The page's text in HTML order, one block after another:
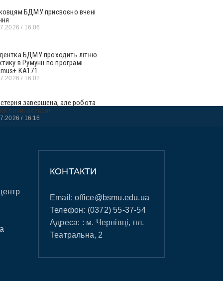
БДМУ присвоєно вчені
16:06
БДМУ проходить літню
в Румунії по програмі
KA171
16:02
завершена, але робота
починається!
16:16
КОНТАКТИ
Email:office@bsmu.edu.ua
Телефон: (0372) 55-37-54
Адреса: : м. Чернівці, пл.
Театральна, 2